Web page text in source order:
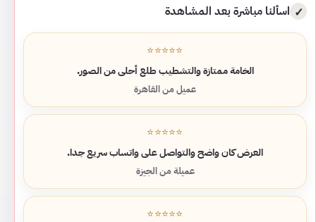
اسألنا مباشرة بعد المشاهدة
⭐⭐⭐⭐⭐
الخامة ممتازة والتشطيب طلع أحلى من الصور.
عميل من القاهرة
⭐⭐⭐⭐⭐
العرض كان واضح والتواصل على واتساب سريع جدا.
عميلة من الجيزة
⭐⭐⭐⭐⭐